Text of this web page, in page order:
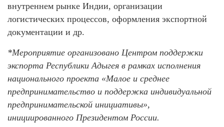
внутреннем рынке Индии, организации
логистических процессов, оформления экспортной
документации и др.
*Мероприятие организовано Центром поддержки
экспорта Республики Адыгея в рамках исполнения
национального проекта «Малое и среднее
предпринимательство и поддержка индивидуальной
предпринимательской инициативы»,
инициированного Президентом России.